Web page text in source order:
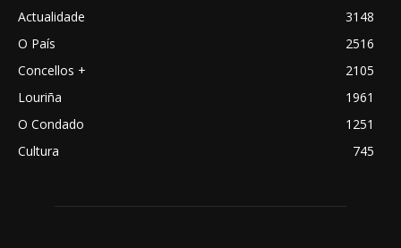
Actualidade
3148
O País
2516
Concellos +
2105
Louriña
1961
O Condado
1251
Cultura
745